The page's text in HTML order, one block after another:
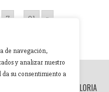
de navegación,
y analizar nuestro
da su consentimiento a
7 91 »
NOTICIAS DE GLORIA